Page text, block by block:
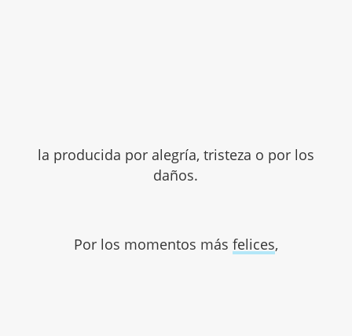
la producida por alegría, tristeza o por los
daños.
Por los momentos más felices,